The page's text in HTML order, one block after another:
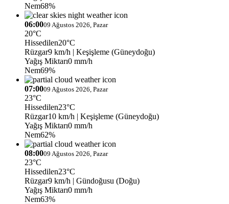
Nem68%
06:0009 Ağustos 2026, Pazar
20°C
Hissedilen20°C
Rüzgar9 km/h | Keşişleme (Güneydoğu)
Yağış Miktarı0 mm/h
Nem69%
07:0009 Ağustos 2026, Pazar
23°C
Hissedilen23°C
Rüzgar10 km/h | Keşişleme (Güneydoğu)
Yağış Miktarı0 mm/h
Nem62%
08:0009 Ağustos 2026, Pazar
23°C
Hissedilen23°C
Rüzgar9 km/h | Gündoğusu (Doğu)
Yağış Miktarı0 mm/h
Nem63%